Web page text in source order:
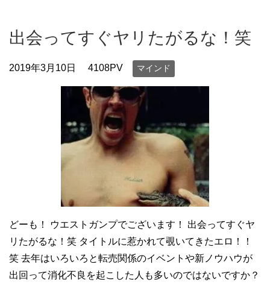
出会ってすぐヤリたがるな！笑
2019年3月10日 4108PV マインド
どーも！ ウエストガンプでございます！ 出会ってすぐヤ
リたがるな！笑 タイトルに惹かれて覗いてきたエロ！！
笑 去年はいろいろと転売関係のイベントや新ノウハウが
出回って消化不良を起こした人も多いのではないですか？